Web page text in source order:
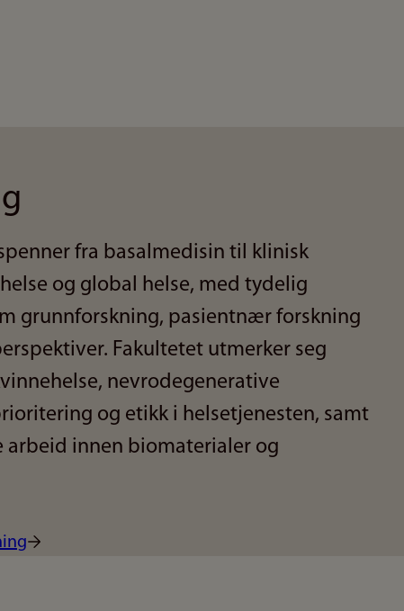
fra basalmedisin til klinisk
og global helse, med tydelig
grunnforskning, pasientnær forskning
Fakultetet utmerker seg
nevrodegenerative
og etikk i helsetjenesten, samt
arbeid innen biomaterialer og